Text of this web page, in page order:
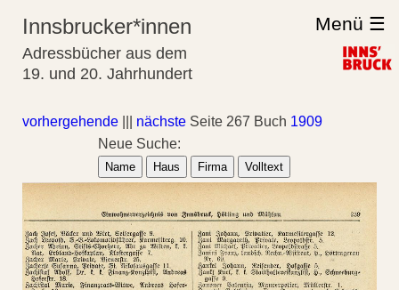
Innsbrucker*innen
Adressbücher aus dem
19. und 20. Jahrhundert
Menü ☰
vorhergehende nächste Seite 267 Buch 1909
Neue Suche:
Name Haus Firma Volltext